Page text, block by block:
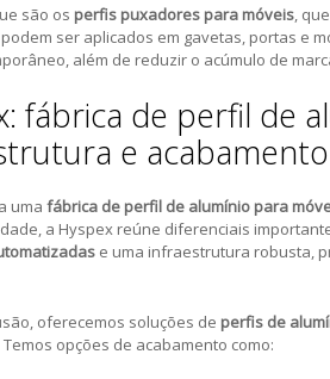
são os perfis puxadores para móveis ,
ser aplicados em gavetas, portas e
além de reduzir o acúmulo de
fábrica de perfil de
e
uma fábrica de perfil de alumínio para
a Hyspex reúne diferenciais
e uma infraestrutura robusta,
oferecemos soluções de perfis de
opções de acabamento como: